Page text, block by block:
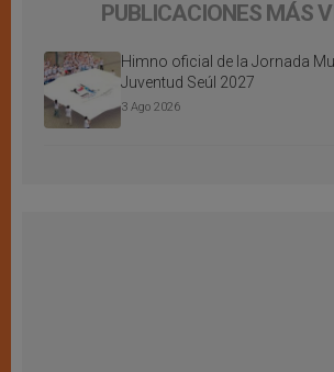
PUBLICACIONES MÁS
Himno oficial de la Jornada
Juventud Seúl 2027
3 Ago 2026